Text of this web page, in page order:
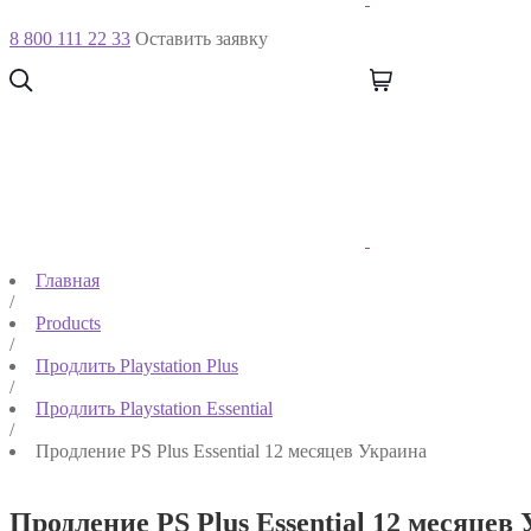
8 800 111 22 33 Оставить заявку
Главная
/
Products
/
Продлить Playstation Plus
/
Продлить Playstation Essential
/
Продление PS Plus Essential 12 месяцев Украина
Продление PS Plus Essential 12 месяцев